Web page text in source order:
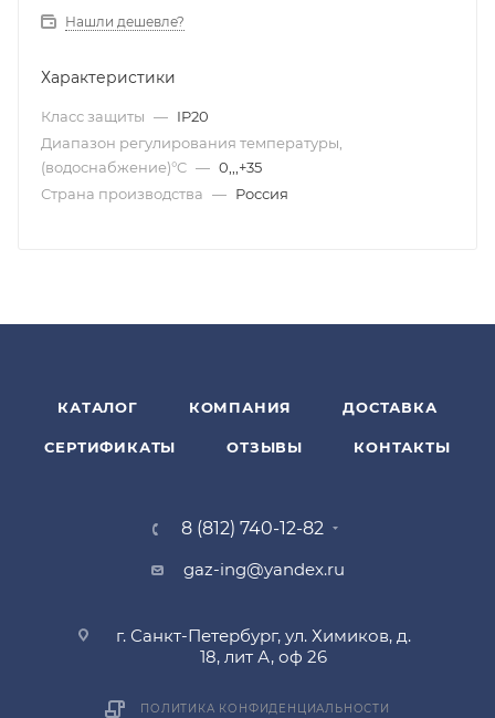
Нашли дешевле?
Характеристики
Класс защиты — IP20
Диапазон регулирования температуры,
(водоснабжение)°C — 0,,,+35
Страна производства — Россия
КАТАЛОГ КОМПАНИЯ ДОСТАВКА
СЕРТИФИКАТЫ ОТЗЫВЫ КОНТАКТЫ
8 (812) 740-12-82
gaz-ing@yandex.ru
г. Санкт-Петербург, ул. Химиков, д.
18, лит А, оф 26
ПОЛИТИКА КОНФИДЕНЦИАЛЬНОСТИ